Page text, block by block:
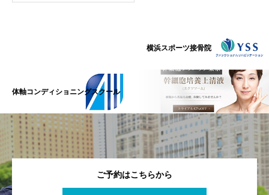
横浜スポーツ接骨院
体軸コンディショニングスクール
ご予約はこちらから